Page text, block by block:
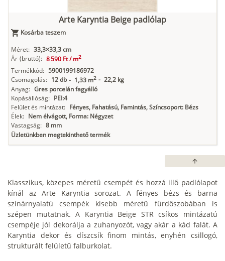
Arte Karyntia Beige padlólap
Kosárba teszem
Méret: 33,3×33,3 cm
Ár (bruttó): 8 590 Ft /m2
Termékkód: 5900199186972
Csomagolás: 12 db - 1,33 m2 - 22,2 kg
Anyag: Gres porcelán fagyálló
Kopásállóság: PEI:4
Felület és mintázat: Fényes, Fahatású, Famintás, Színcsoport: Bézs
Élek: Nem élvágott, Forma: Négyzet
Vastagság: 8 mm
Üzletünkben megtekinthető termék
arrow_upward
Klasszikus, közepes méretű csempét és hozzá illő padlólapot
kínál az Arte Karyntia sorozat. A fényes bézs és barna
színárnyalatú csempék kisebb méretű fürdőszobában is
szépen mutatnak. A Karyntia Beige STR csíkos mintázatú
csempéje jól dekorálja a zuhanyozót, vagy akár a kád falát. A
Karyntia dekor és díszcsík finom mintás, enyhén csillogó,
strukturált felületű falburkolat.